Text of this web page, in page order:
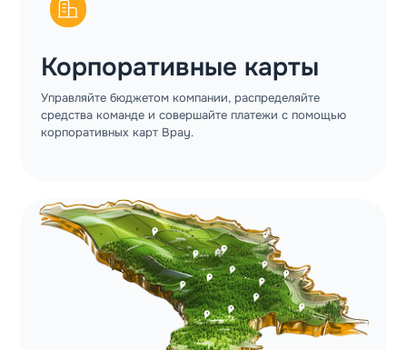
Корпоративные карты
Управляйте бюджетом компании, распределяйте
средства команде и совершайте платежи с помощью
корпоративных карт Bpay.